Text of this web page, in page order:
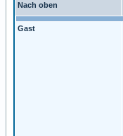
Nach oben
Gast